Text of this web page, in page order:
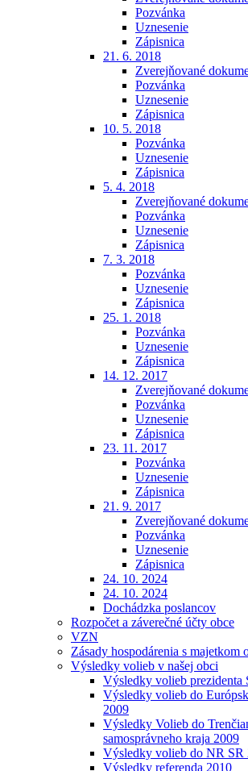
Pozvánka
Uznesenie
Zápisnica
21. 6. 2018
Zverejňované
Pozvánka
Uznesenie
Zápisnica
10. 5. 2018
Pozvánka
Uznesenie
Zápisnica
5. 4. 2018
Zverejňované
Pozvánka
Uznesenie
Zápisnica
7. 3. 2018
Pozvánka
Uznesenie
Zápisnica
25. 1. 2018
Pozvánka
Uznesenie
Zápisnica
14. 12. 2017
Zverejňované
Pozvánka
Uznesenie
Zápisnica
23. 11. 2017
Pozvánka
Uznesenie
Zápisnica
21. 9. 2017
Zverejňované
Pozvánka
Uznesenie
Zápisnica
24. 10. 2024
24. 10. 2024
Dochádzka poslancov
Rozpočet a záverečné účty obce
VZN
Zásady hospodárenia s majetkom
Výsledky volieb v našej obci
Výsledky volieb prezidenta
Výsledky volieb do
2009
Výsledky Volieb do
samosprávneho kraja 2009
Výsledky volieb do NR SR
Výsledky referenda 2010